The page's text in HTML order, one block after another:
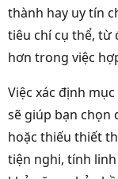
thành hay uy tín
tiêu chí cụ thể, từ
hơn trong việc
Việc xác định
sẽ giúp bạn chọn
hoặc thiếu thiết
tiện nghi, tính